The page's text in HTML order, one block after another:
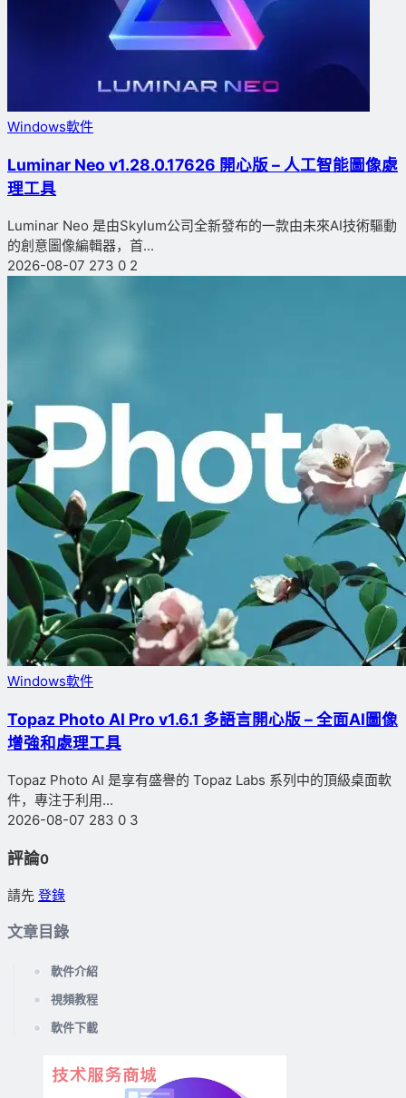
Windows軟件
Luminar Neo v1.28.0.17626 開心版 – 人工智能圖像處
理工具
Luminar Neo 是由Skylum公司全新發布的一款由未來AI技術驅動
的創意圖像編輯器，首...
2026-08-07 273 0 2
Windows軟件
Topaz Photo AI Pro v1.6.1 多語言開心版 – 全面AI圖像
增強和處理工具
Topaz Photo AI 是享有盛譽的 Topaz Labs 系列中的頂級桌面軟
件，專注于利用...
2026-08-07 283 0 3
評論0
請先 登錄
文章目錄
軟件介紹
視頻教程
軟件下載